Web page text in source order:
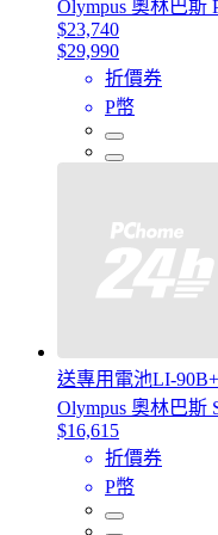
Olympus 奧林巴斯
$23,740
$29,990
折價券
P幣
送專用電池LI-
Olympus 奧林巴斯
$16,615
折價券
P幣